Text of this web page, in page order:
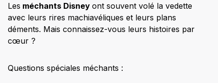
Les méchants Disney ont souvent volé la vedette
avec leurs rires machiavéliques et leurs plans
déments. Mais connaissez-vous leurs histoires par
cœur ?
Questions spéciales méchants :